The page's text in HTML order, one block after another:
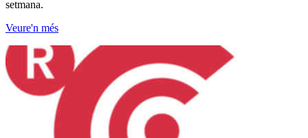
setmana.
Veure'n més